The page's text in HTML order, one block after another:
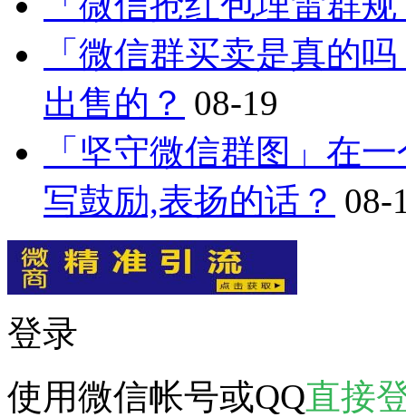
「微信群买卖是真的
出售的？ 08-19
「坚守微信群图」在
写鼓励,表扬的话？ 08-
登录
使用微信帐号或QQ直接